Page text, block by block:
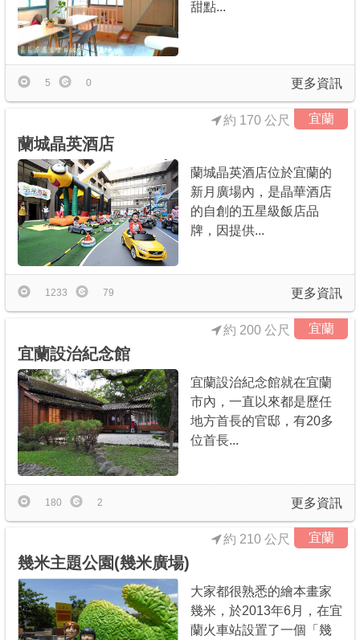
甜點...
更多資訊
5 0
宜蘭
蘭城晶英酒店
約 170 公尺
蘭城晶英酒店位於宜蘭的
新月廣場內，是晶華酒店
的自創的五星級飯店品
牌，因提供...
更多資訊
1233 79
宜蘭
宜蘭設治紀念館
約 200 公尺
宜蘭設治紀念館就在宜蘭
市內，一直以來都是歷任
地方首長的官邸，有20多
位首長...
更多資訊
180 2
宜蘭
幾米主題公園(幾米廣場)
約 210 公尺
大家都很熟悉的繪本畫家
幾米，於2013年6月，在宜
蘭火車站設置了一個「幾